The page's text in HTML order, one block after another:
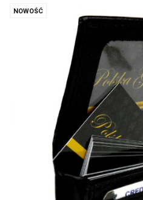
NOWOŚĆ